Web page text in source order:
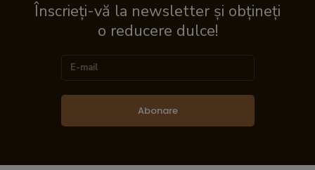
Înscrieți-vă la newsletter și obțineți
o reducere dulce!
Abonare